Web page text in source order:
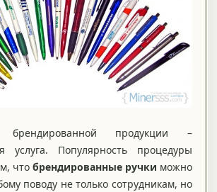
брендированной продукции –
услуга. Популярность процедуры
что брендированные ручки можно
поводу не только сотрудникам, но